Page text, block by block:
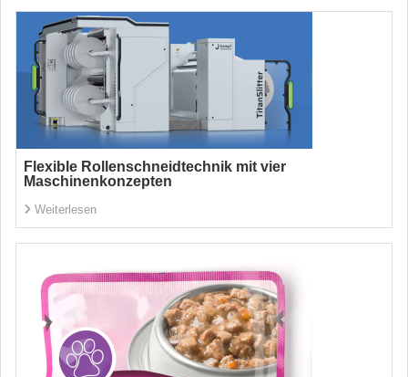
Flexible Rollenschneidtechnik mit vier
Maschinenkonzepten
Weiterlesen